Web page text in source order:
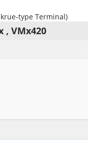
type Terminal)
, VMx420